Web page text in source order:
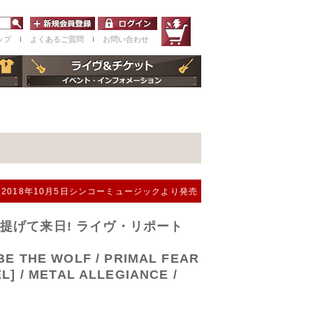
プ ｌ よくあるご質問 ｌ お問い合わせ
2018年10月5日シンコーミュージックより発売
げて来日! ライヴ・リポート
THE WOLF / PRIMAL FEAR
/ METAL ALLEGIANCE /